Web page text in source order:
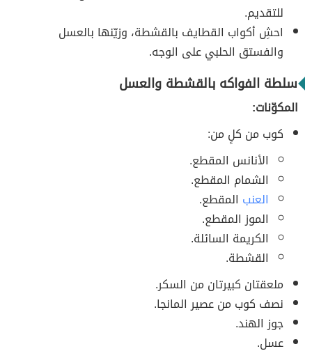
للتقديم.
احشِ أكواب القطايف بالقشطة، وزيّنها بالعسل
والفستق الحلبي على الوجه.
سلطة الفواكه بالقشطة والعسل
المكوّنات:
كوب من كلٍ من:
الأنانس المقطع.
الشمام المقطع.
العنب المقطع.
الموز المقطع.
الكريمة السائلة.
القشطة.
ملعقتان كبيرتان من السكر.
نصف كوب من عصير المانجا.
جوز الهند.
عسل.